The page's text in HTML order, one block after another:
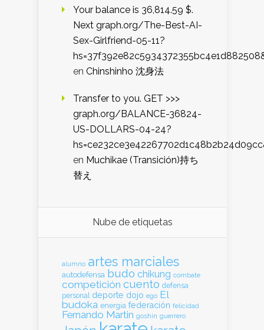
Your balance is 36,814.59 $.
Next graph.org/The-Best-AI-
Sex-Girlfriend-05-11?
en Chinshinho 沈身法
Transfer to you. GET >>>
graph.org/BALANCE-36824-
US-DOLLARS-04-24?
en Muchikae (Transición)持ち
替え
Nube de etiquetas
alumno artes marciales
autodefensa budo chikung combate
competición cuento defensa
personal deporte dojo ego El
budoka energia federación felicidad
Fernando Martin goshin guerrero